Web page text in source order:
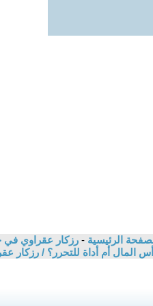
الرئيسية - رزكار عقراوي في
المال أم أداة للتحرر؟ / رزكار